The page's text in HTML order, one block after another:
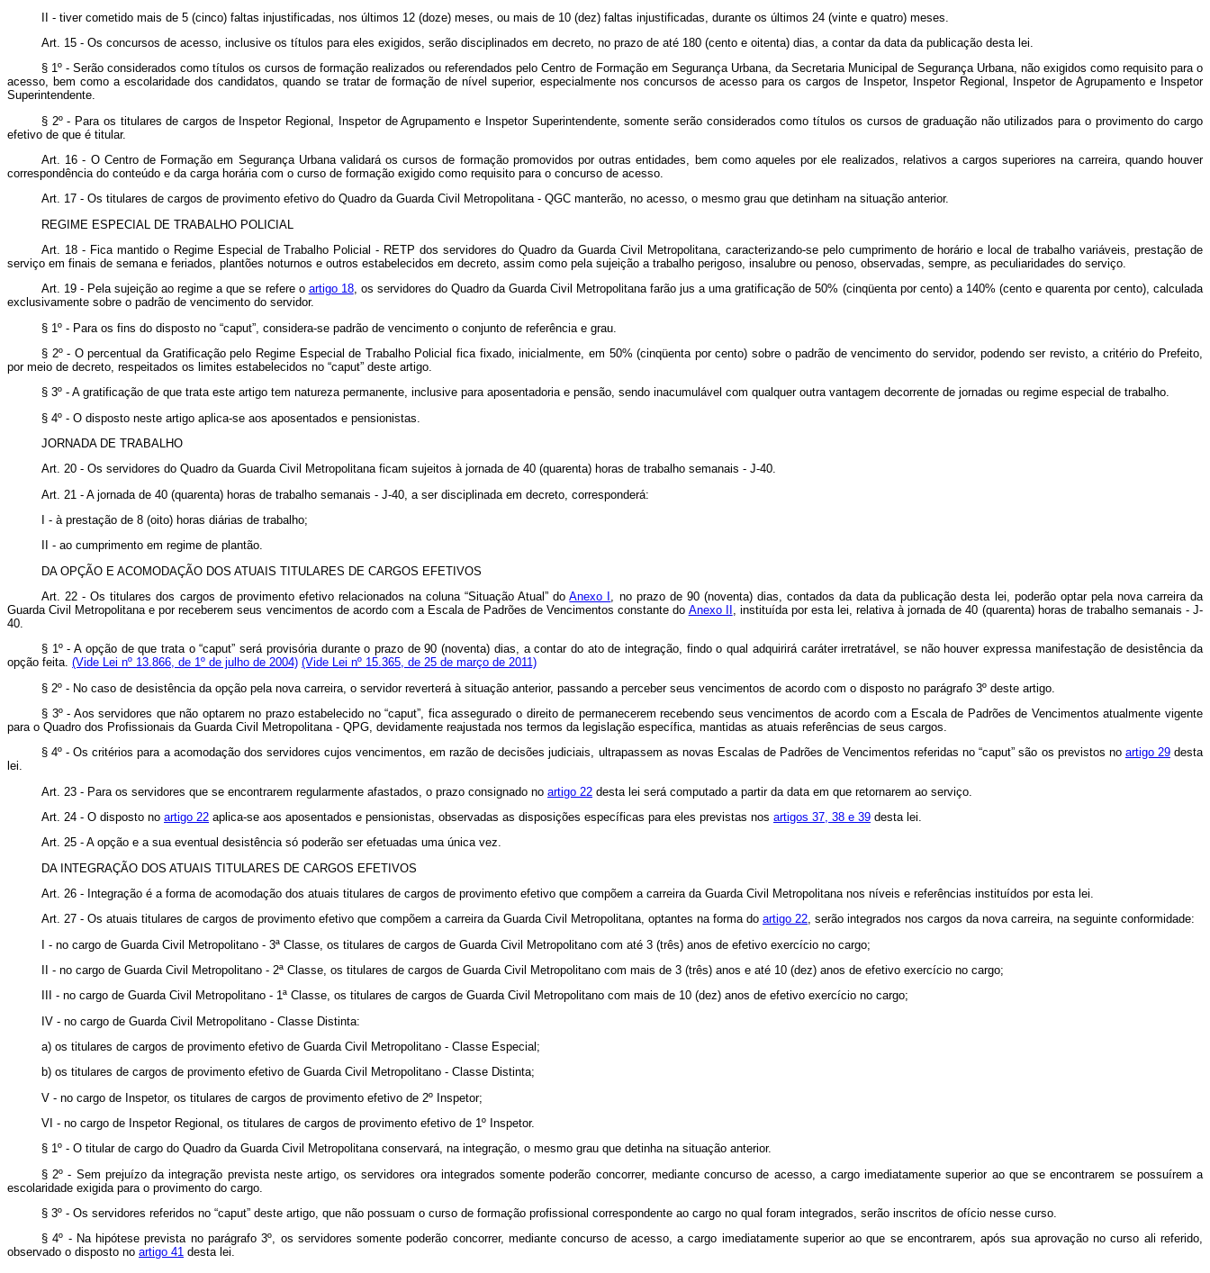
II - tiver cometido mais de 5 (cinco) faltas injustificadas, nos últimos 12 (doze) meses, ou mais de 10 (dez) faltas injustificadas, durante os últimos 24 (vinte e quatro) meses.
Art. 15 - Os concursos de acesso, inclusive os títulos para eles exigidos, serão disciplinados em decreto, no prazo de até 180 (cento e oitenta) dias, a contar da data da publicação desta lei.
§ 1º - Serão considerados como títulos os cursos de formação realizados ou referendados pelo Centro de Formação em Segurança Urbana, da Secretaria Municipal de Segurança Urbana, não exigidos como requisito para o
acesso, bem como a escolaridade dos candidatos, quando se tratar de formação de nível superior, especialmente nos concursos de acesso para os cargos de Inspetor, Inspetor Regional, Inspetor de Agrupamento e Inspetor
Superintendente.
§ 2º - Para os titulares de cargos de Inspetor Regional, Inspetor de Agrupamento e Inspetor Superintendente, somente serão considerados como títulos os cursos de graduação não utilizados para o provimento do cargo
efetivo de que é titular.
Art. 16 - O Centro de Formação em Segurança Urbana validará os cursos de formação promovidos por outras entidades, bem como aqueles por ele realizados, relativos a cargos superiores na carreira, quando houver
correspondência do conteúdo e da carga horária com o curso de formação exigido como requisito para o concurso de acesso.
Art. 17 - Os titulares de cargos de provimento efetivo do Quadro da Guarda Civil Metropolitana - QGC manterão, no acesso, o mesmo grau que detinham na situação anterior.
REGIME ESPECIAL DE TRABALHO POLICIAL
Art. 18 - Fica mantido o Regime Especial de Trabalho Policial - RETP dos servidores do Quadro da Guarda Civil Metropolitana, caracterizando-se pelo cumprimento de horário e local de trabalho variáveis, prestação de
serviço em finais de semana e feriados, plantões noturnos e outros estabelecidos em decreto, assim como pela sujeição a trabalho perigoso, insalubre ou penoso, observadas, sempre, as peculiaridades do serviço.
Art. 19 - Pela sujeição ao regime a que se refere o artigo 18, os servidores do Quadro da Guarda Civil Metropolitana farão jus a uma gratificação de 50% (cinqüenta por cento) a 140% (cento e quarenta por cento), calculada
exclusivamente sobre o padrão de vencimento do servidor.
§ 1º - Para os fins do disposto no “caput”, considera-se padrão de vencimento o conjunto de referência e grau.
§ 2º - O percentual da Gratificação pelo Regime Especial de Trabalho Policial fica fixado, inicialmente, em 50% (cinqüenta por cento) sobre o padrão de vencimento do servidor, podendo ser revisto, a critério do Prefeito,
por meio de decreto, respeitados os limites estabelecidos no “caput” deste artigo.
§ 3º - A gratificação de que trata este artigo tem natureza permanente, inclusive para aposentadoria e pensão, sendo inacumulável com qualquer outra vantagem decorrente de jornadas ou regime especial de trabalho.
§ 4º - O disposto neste artigo aplica-se aos aposentados e pensionistas.
JORNADA DE TRABALHO
Art. 20 - Os servidores do Quadro da Guarda Civil Metropolitana ficam sujeitos à jornada de 40 (quarenta) horas de trabalho semanais - J-40.
Art. 21 - A jornada de 40 (quarenta) horas de trabalho semanais - J-40, a ser disciplinada em decreto, corresponderá:
I - à prestação de 8 (oito) horas diárias de trabalho;
II - ao cumprimento em regime de plantão.
DA OPÇÃO E ACOMODAÇÃO DOS ATUAIS TITULARES DE CARGOS EFETIVOS
Art. 22 - Os titulares dos cargos de provimento efetivo relacionados na coluna “Situação Atual” doAnexo I
, no prazo de 90 (noventa) dias, contados da data da publicação desta lei, poderão optar pela nova carreira da
Guarda Civil Metropolitana e por receberem seus vencimentos de acordo com a Escala de Padrões de Vencimentos constante do Anexo II
, instituída por esta lei, relativa à jornada de 40 (quarenta) horas de trabalho semanais - J-
40.
§ 1º - A opção de que trata o “caput” será provisória durante o prazo de 90 (noventa) dias, a contar do ato de integração, findo o qual adquirirá caráter irretratável, se não houver expressa manifestação de desistência da
opção feita. (Vide Lei nº 13.866, de 1º de julho de 2004) (Vide Lei nº 15.365, de 25 de março de 2011)
§ 2º - No caso de desistência da opção pela nova carreira, o servidor reverterá à situação anterior, passando a perceber seus vencimentos de acordo com o disposto no parágrafo 3º deste artigo.
§ 3º - Aos servidores que não optarem no prazo estabelecido no “caput”, fica assegurado o direito de permanecerem recebendo seus vencimentos de acordo com a Escala de Padrões de Vencimentos atualmente vigente
para o Quadro dos Profissionais da Guarda Civil Metropolitana - QPG, devidamente reajustada nos termos da legislação específica, mantidas as atuais referências de seus cargos.
§ 4º - Os critérios para a acomodação dos servidores cujos vencimentos, em razão de decisões judiciais, ultrapassem as novas Escalas de Padrões de Vencimentos referidas no “caput” são os previstos no artigo 29desta
lei.
Art. 23 - Para os servidores que se encontrarem regularmente afastados, o prazo consignado no artigo 22 desta lei será computado a partir da data em que retornarem ao serviço.
Art. 24 - O disposto no artigo 22 aplica-se aos aposentados e pensionistas, observadas as disposições específicas para eles previstas nos artigos 37, 38 e 39 desta lei.
Art. 25 - A opção e a sua eventual desistência só poderão ser efetuadas uma única vez.
DA INTEGRAÇÃO DOS ATUAIS TITULARES DE CARGOS EFETIVOS
Art. 26 - Integração é a forma de acomodação dos atuais titulares de cargos de provimento efetivo que compõem a carreira da Guarda Civil Metropolitana nos níveis e referências instituídos por esta lei.
Art. 27 - Os atuais titulares de cargos de provimento efetivo que compõem a carreira da Guarda Civil Metropolitana, optantes na forma do artigo 22, serão integrados nos cargos da nova carreira, na seguinte conformidade:
I - no cargo de Guarda Civil Metropolitano - 3ª Classe, os titulares de cargos de Guarda Civil Metropolitano com até 3 (três) anos de efetivo exercício no cargo;
II - no cargo de Guarda Civil Metropolitano - 2ª Classe, os titulares de cargos de Guarda Civil Metropolitano com mais de 3 (três) anos e até 10 (dez) anos de efetivo exercício no cargo;
III - no cargo de Guarda Civil Metropolitano - 1ª Classe, os titulares de cargos de Guarda Civil Metropolitano com mais de 10 (dez) anos de efetivo exercício no cargo;
IV - no cargo de Guarda Civil Metropolitano - Classe Distinta:
a) os titulares de cargos de provimento efetivo de Guarda Civil Metropolitano - Classe Especial;
b) os titulares de cargos de provimento efetivo de Guarda Civil Metropolitano - Classe Distinta;
V - no cargo de Inspetor, os titulares de cargos de provimento efetivo de 2º Inspetor;
VI - no cargo de Inspetor Regional, os titulares de cargos de provimento efetivo de 1º Inspetor.
§ 1º - O titular de cargo do Quadro da Guarda Civil Metropolitana conservará, na integração, o mesmo grau que detinha na situação anterior.
§ 2º - Sem prejuízo da integração prevista neste artigo, os servidores ora integrados somente poderão concorrer, mediante concurso de acesso, a cargo imediatamente superior ao que se encontrarem se possuírem a
escolaridade exigida para o provimento do cargo.
§ 3º - Os servidores referidos no “caput” deste artigo, que não possuam o curso de formação profissional correspondente ao cargo no qual foram integrados, serão inscritos de ofício nesse curso.
§ 4º - Na hipótese prevista no parágrafo 3º, os servidores somente poderão concorrer, mediante concurso de acesso, a cargo imediatamente superior ao que se encontrarem, após sua aprovação no curso ali referido,
observado o disposto no artigo 41 desta lei.